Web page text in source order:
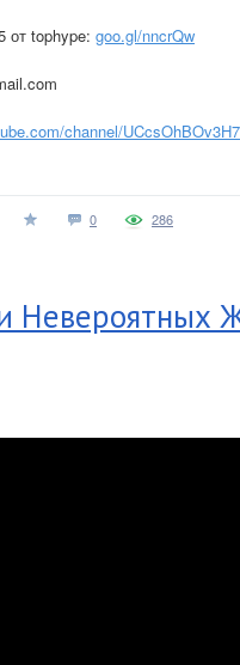
от tophype: goo.gl/nncrQw
channel/
0 286
Невероятных